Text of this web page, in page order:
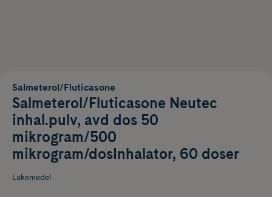
Salmeterol/Fluticasone
Salmeterol/Fluticasone Neutec
inhal.pulv, avd dos 50
mikrogram/500
mikrogram/dosInhalator, 60 doser
Läkemedel